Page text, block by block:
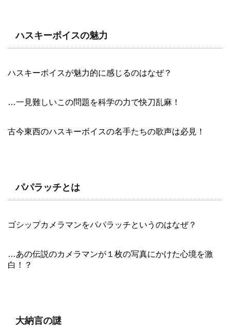
ハスキーボイスの魅力
ハスキーボイスが魅力的に感じるのはなぜ？
…一見難しいこの問題を科学の力で快刀乱麻！
古今東西のハスキーボイスの名手たちの歌声は必見！
パパラッチとは
ゴシップカメラマンをパパラッチというのはなぜ？
…あの伝説のカメラマンが１枚の写真にかけた心境を激
白！？
大納言の謎